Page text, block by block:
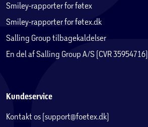
Smiley-rapporter for føtex
Smiley-rapporter for føtex.dk
Salling Group tilbagekaldelser
En del af Salling Group A/S (CVR 35954716)
Kundeservice
Kontakt os (support@foetex.dk)